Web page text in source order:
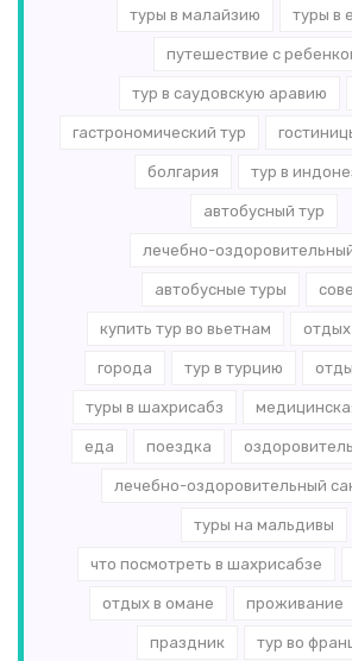
туры в малайзию туры в
путешествие с
тур в саудовскую аравию
гастрономический тур
болгария тур в
автобусный тур
лечебно-
автобусные туры
купить тур во вьетнам
города тур в турцию
туры в шахрисабз
еда поездка
лечебно-оздоровительный
туры на мальдивы
что посмотреть в шахрисабзе
отдых в омане проживание
праздник тур во